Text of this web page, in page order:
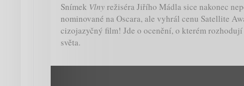
Snímek Vlny režiséra Jiřího Mádla sice nakonec
nominované na Oscara, ale vyhrál cenu Satellite
cizojazyčný film! Jde o ocenění, o kterém
světa.